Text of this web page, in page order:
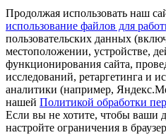
Продолжая использовать наш
использование файлов для
пользовательских данных
местоположении, устройстве,
функционирования сайта,
исследований, ретаргетинга и
аналитики (например,
нашей Политикой обработки
Если вы не хотите, чтобы ваши
настройте ограничения в